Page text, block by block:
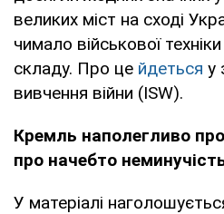
великих міст на сході
чимало військової
складу. Про це йдеться у
вивчення війни (ISW).
Кремль наполегливо
про начебто
У матеріалі